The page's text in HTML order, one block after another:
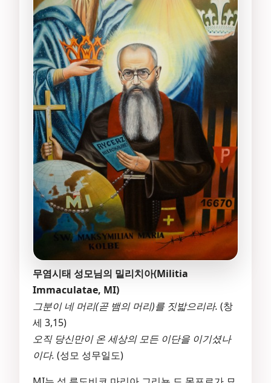
무염시태 성모님의 밀리치아(Militia
Immaculatae, MI)
그분이 네 머리(곧 뱀의 머리)를 짓밟으리라. (창
세 3,15)
오직 당신만이 온 세상의 모든 이단을 이기셨나
이다. (성모 성무일도)